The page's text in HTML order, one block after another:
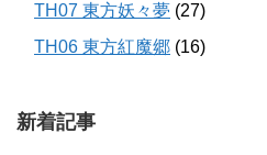
TH07 東方妖々夢 (27)
TH06 東方紅魔郷 (16)
新着記事